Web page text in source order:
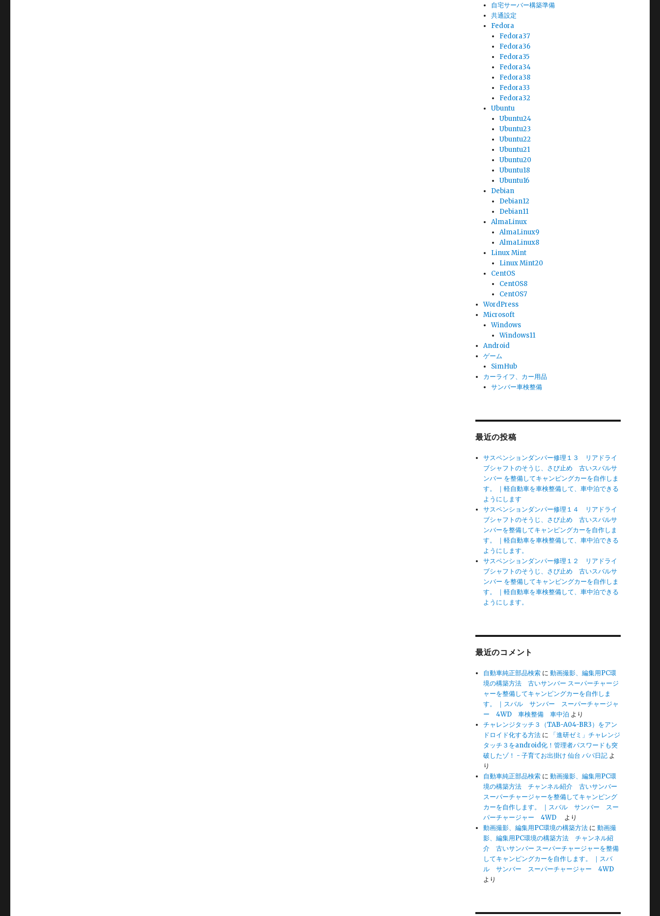
自宅サーバー構築準備
共通設定
Fedora
Fedora37
Fedora36
Fedora35
Fedora34
Fedora38
Fedora33
Fedora32
Ubuntu
Ubuntu24
Ubuntu23
Ubuntu22
Ubuntu21
Ubuntu20
Ubuntu18
Ubuntu16
Debian
Debian12
Debian11
AlmaLinux
AlmaLinux9
AlmaLinux8
Linux Mint
Linux Mint20
CentOS
CentOS8
CentOS7
WordPress
Microsoft
Windows
Windows11
Android
ゲーム
SimHub
カーライフ、カー用品
サンバー車検整備
最近の投稿
サスペンションダンパー修理１３ リアドライ
ブシャフトのそうじ、さび止め 古いスバルサ
ンバー を整備してキャンピングカーを自作しま
す。 ｜軽自動車を車検整備して、車中泊できる
ようにします
サスペンションダンパー修理１４ リアドライ
ブシャフトのそうじ、さび止め 古いスバルサ
ンバーを整備してキャンピングカーを自作しま
す。 ｜軽自動車を車検整備して、車中泊できる
ようにします。
サスペンションダンパー修理１２ リアドライ
ブシャフトのそうじ、さび止め 古いスバルサ
ンバー を整備してキャンピングカーを自作しま
す。 ｜軽自動車を車検整備して、車中泊できる
ようにします。
最近のコメント
自動車純正部品検索 に動画撮影、編集用PC環
境の構築方法 古いサンバー スーパーチャージ
ャーを整備してキャンピングカーを自作しま
す。 ｜スバル サンバー スーパーチャージャ
ー 4WD 車検整備 車中泊 より
チャレンジタッチ３（TAB-A04-BR3）をアン
ドロイド化する方法 に
「進研ゼミ」チャレンジ
タッチ３をandroid化！管理者パスワードも突
破したゾ！ - 子育てお出掛け 仙台 パパ日記 よ
り
自動車純正部品検索 に動画撮影、編集用PC環
境の構築方法 チャンネル紹介 古いサンバー
スーパーチャージャーを整備してキャンピング
カーを自作します。 ｜スバル サンバー スー
パーチャージャー 4WD
より
動画撮影、編集用PC環境の構築方法 に動画撮
影、編集用PC環境の構築方法 チャンネル紹
介 古いサンバー スーパーチャージャーを整備
してキャンピングカーを自作します。 ｜スバ
ル サンバー スーパーチャージャー 4WD
より